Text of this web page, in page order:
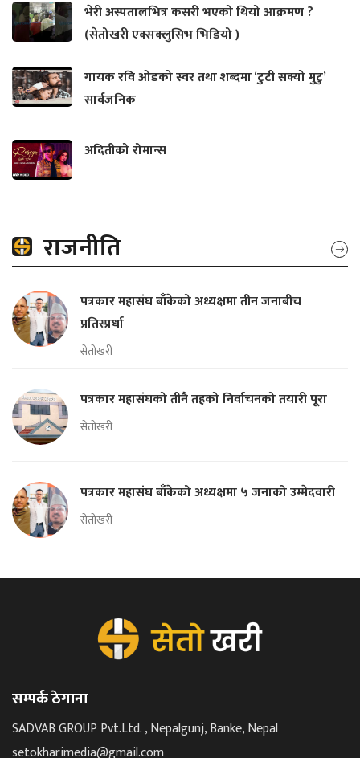
भेरी अस्पतालभित्र कसरी भएको थियो आक्रमण ?
(सेतोखरी एक्सक्लुसिभ भिडियो )
गायक रवि ओडको स्वर तथा शब्दमा ‘टुटी सक्यो मुटु’
सार्वजनिक
अदितीको रोमान्स
राजनीति
पत्रकार महासंघ बाँकेको अध्यक्षमा तीन जनाबीच
प्रतिस्प्रर्धा
सेतोखरी
पत्रकार महासंघको तीनै तहको निर्वाचनको तयारी पूरा
सेतोखरी
पत्रकार महासंघ बाँकेको अध्यक्षमा ५ जनाको उम्मेदवारी
सेतोखरी
सम्पर्क ठेगाना
SADVAB GROUP Pvt.Ltd. , Nepalgunj, Banke, Nepal
setokharimedia@gmail.com